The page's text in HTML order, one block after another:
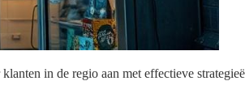
in de regio aan met effectieve